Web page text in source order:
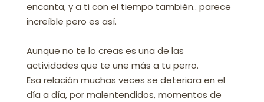
encanta, y a ti con el tiempo también.. parece
increíble pero es así.
Aunque no te lo creas es una de las
actividades que te une más a tu perro.
Esa relación muchas veces se deteriora en el
día a día, por malentendidos, momentos de